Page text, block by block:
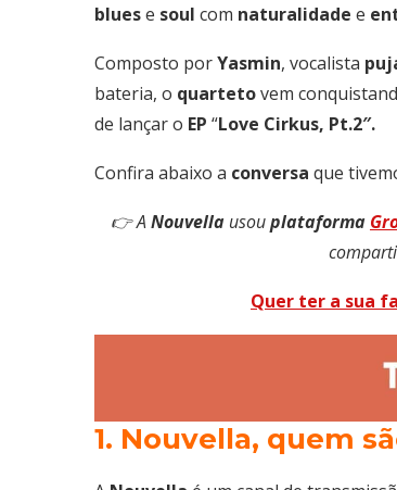
bluese soul com naturalidade e
Composto porYasmin, vocalista
bateria, o quartetovem
de lançar o EP “Love Cirkus, Pt.2″.
Confira abaixo a conversa que
👉 ANouvellausouplataforma
Quer ter a sua
1. Nouvella, quem